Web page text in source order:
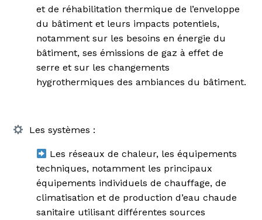
et de réhabilitation thermique de l’enveloppe
du bâtiment et leurs impacts potentiels,
notamment sur les besoins en énergie du
bâtiment, ses émissions de gaz à effet de
serre et sur les changements
hygrothermiques des ambiances du bâtiment.
Les systèmes :
Les réseaux de chaleur, les équipements
techniques, notamment les principaux
équipements individuels de chauffage, de
climatisation et de production d’eau chaude
sanitaire utilisant différentes sources